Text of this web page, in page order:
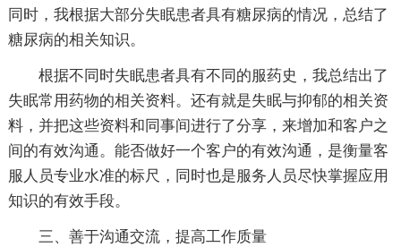
同时，我根据大部分失眠患者具有糖尿病的情况，总结了
糖尿病的相关知识。
根据不同时失眠患者具有不同的服药史，我总结出了
失眠常用药物的相关资料。还有就是失眠与抑郁的相关资
料，并把这些资料和同事间进行了分享，来增加和客户之
间的有效沟通。能否做好一个客户的有效沟通，是衡量客
服人员专业水准的标尺，同时也是服务人员尽快掌握应用
知识的有效手段。
三、善于沟通交流，提高工作质量